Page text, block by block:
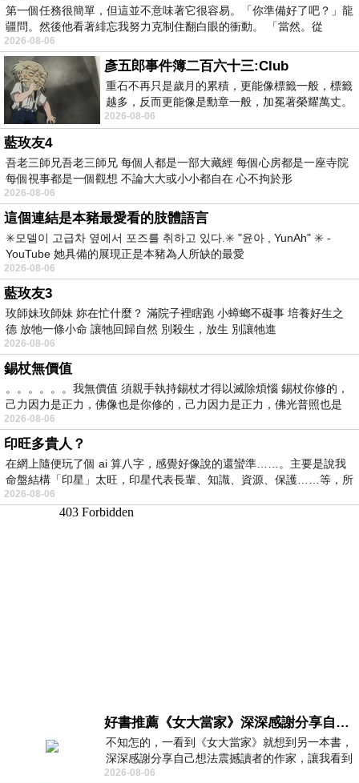
第一個任務很簡單，但這並不意味著它很容易。「你準備好了吧？」龍
疆問。然後他看著緋忘我努力克制住翻白眼的衝動。 「當然。從
2026-08-06
彥五郎事件簿二百六十三:Club
重石不再只是歲月的累積，更能像標籤一般，標籤
越多，反而更能像是勳章一般，加冕著榮耀萬丈。
習慣一如縱容，成了再難輕輕放下的罪證
2026-08-06
藍玫友4
吾老三師兄吾老三師兄 每個人都是一部大藏經 每個心房都是一座寺院
每個視事都是一個觀想 不論大大或小小都自在 心不拘於形
2026-08-06
這個連結是本豬最愛看的肢體語言
✳️모델이 고급차 옆에서 포즈를 취하고 있다.✳️ "윤아 , YunAh" ✳️ -
YouTube 她具備的展現正是本豬為人所缺的最愛
2026-08-06
藍玫友3
玫師妹玫師妹 妳在忙什麼？ 滿院子裡瞎跑 小蟑螂不礙事 培養好生之
德 放牠一條小命 讓牠回歸自然 別殺生，放生 別讓牠進
2026-08-06
錫杖無價值
。。。。。。我無價值 須親手執持錫杖才得以滅除煩惱 錫杖你修的，
己力因力是正力，佛像也是你修的，己力因力是正力，佛光普照也是
2026-08-06
印旺多貴人？
在網上隨便玩了個 ai 算八字，感覺好像說的還蠻準……。主要是說我
命盤結構「印星」太旺，印星代表長輩、知識、資源、保護……等，所
2026-08-06
好書推薦《女大當家》深深感謝分享自己想法震撼讀者的作家，讓我看到不同樣貌的家庭！
不知怎的，一看到《女大當家》就想到另一本書，
深深感謝分享自己想法震撼讀者的作家，讓我看到
不同樣貌的家庭！ 《女大
2026-08-06